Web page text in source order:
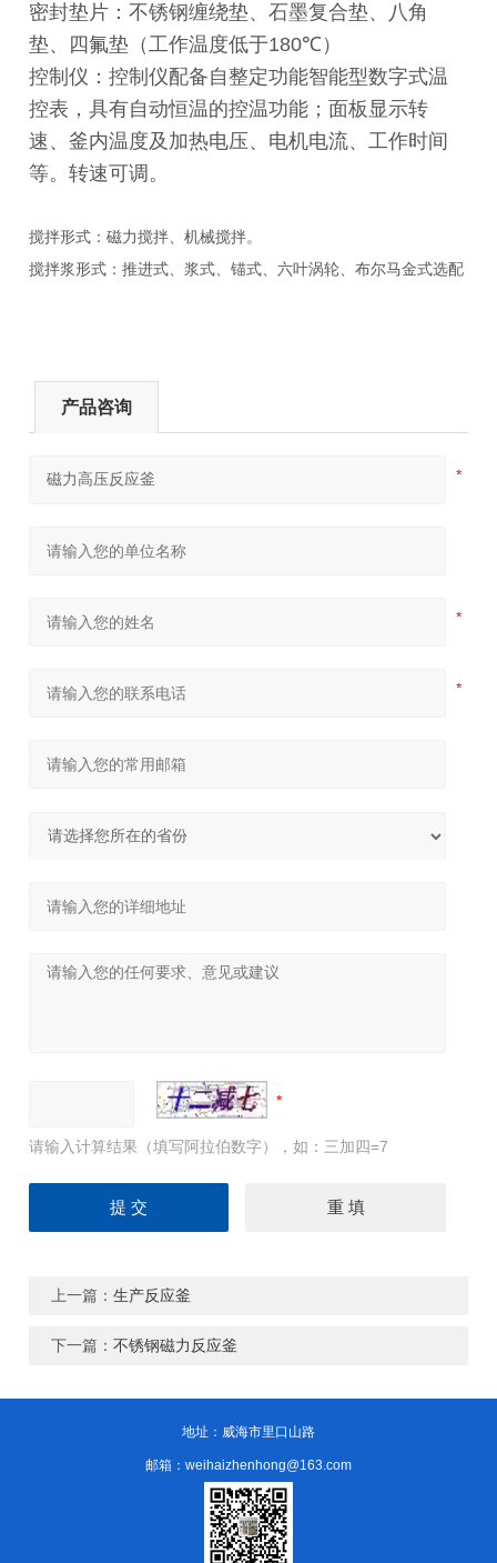
密封垫片：不锈钢缠绕垫、石墨复合垫、八角
垫、四氟垫（工作温度低于180℃）
控制仪：控制仪配备自整定功能智能型数字式温
控表，具有自动恒温的控温功能；面板显示转
速、釜内温度及加热电压、电机电流、工作时间
等。转速可调。
搅拌形式：磁力搅拌、机械搅拌。
搅拌浆形式：推进式、浆式、锚式、六叶涡轮、布尔马金式选配
产品咨询
请输入计算结果（填写阿拉伯数字），如：三加四=7
上一篇：生产反应釜
下一篇：不锈钢磁力反应釜
地址：威海市里口山路
邮箱：weihaizhenhong@163.com